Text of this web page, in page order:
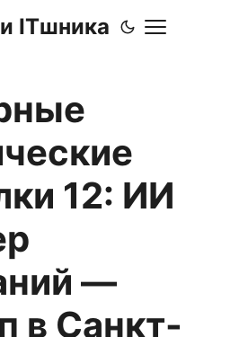
ITшника
12: ИИ
—
в Санкт-